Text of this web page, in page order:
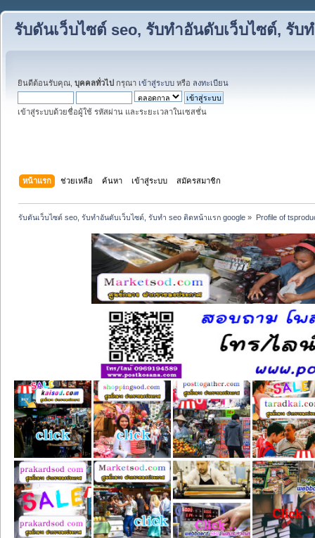
รับดันเว็บไซต์ seo, รับทำอันดับเว็บไซต์, รับ
ยินดีต้อนรับคุณ, บุคคลทั่วไป กรุณา เข้าสู่ระบบ หรือ ลงทะเบียน
เข้าสู่ระบบด้วยชื่อผู้ใช้ รหัสผ่าน และระยะเวลาในเซสชั่น
หน้าแรก ช่วยเหลือ ค้นหา เข้าสู่ระบบ สมัครสมาชิก
รับดันเว็บไซต์ seo, รับทำอันดับเว็บไซต์, รับทำ seo ติดหน้าแรก google » Profile of